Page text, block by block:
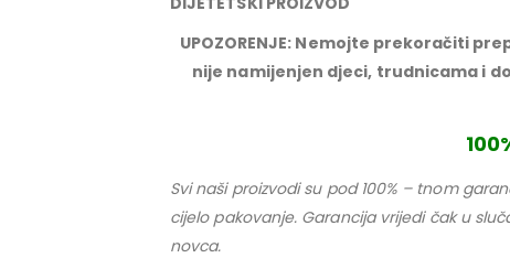
UPOZORENJE: Nemojte prekoračiti
nije namijenjen djeci, trudnicama i
Svi naši proizvodi su pod 100% – tnom
cijelo pakovanje. Garancija vrijedi čak u
novca.